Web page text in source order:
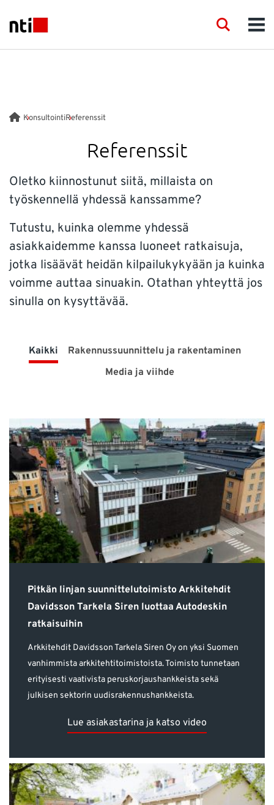
NTI logo
KONSULTOINTI
TUOTTEET
KOULUTUS
TAPAHTUMAT
JULKAISUT
TUKI
Tarvitsetko apua?
Suomi NTI Group Brasil Danmark Deutschland
France España Ireland Ísland
Nederland
Norge
Sverige UK
Search
KonsultointiReferenssit
Referenssit
Oletko kiinnostunut siitä, millaista on
työskennellä yhdessä kanssamme?
Tutustu, kuinka olemme yhdessä
asiakkaidemme kanssa luoneet ratkaisuja,
jotka lisäävät heidän kilpailukykyään ja kuinka
voimme auttaa sinuakin. Otathan yhteyttä jos
sinulla on kysyttävää.
Kaikki
Rakennussuunnittelu ja rakentaminen
Media ja viihde
Pitkän linjan suunnittelutoimisto Arkkitehdit
Davidsson Tarkela Siren luottaa Autodeskin
ratkaisuihin
Arkkitehdit Davidsson Tarkela Siren Oy on yksi Suomen
vanhimmista arkkitehtitoimistoista. Toimisto tunnetaan
erityisesti vaativista peruskorjaushankkeista sekä
julkisen sektorin uudisrakennushankkeista.
Lue asiakastarina ja katso video